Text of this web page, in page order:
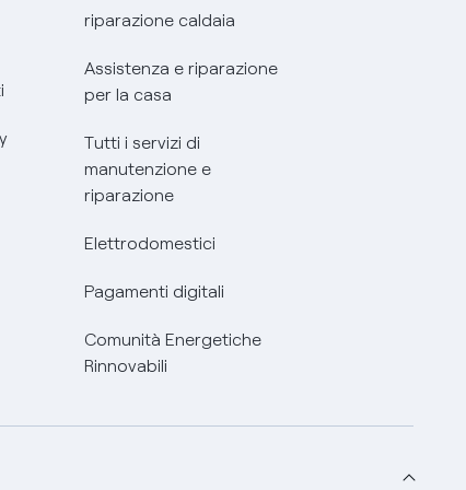
riparazione caldaia
Assistenza e riparazione
per la casa
Tutti i servizi di
manutenzione e
riparazione
Elettrodomestici
Pagamenti digitali
Comunità Energetiche
Rinnovabili